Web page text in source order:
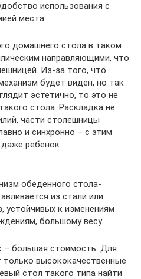
использования с
места.
домашнего стола в таком
направляющими, что
Из-за того, что
будет виден, но так
эстетично, то это не
стола. Раскладка не
части столешницы
и синхронно – с этим
ребенок.
обеденного стола-
из стали или
устойчивых к изменениям
большому весу.
большая стоимость. Для
высококачественные
стол такого типа найти